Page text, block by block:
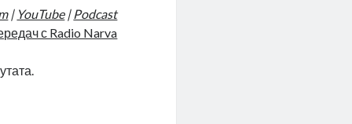
| YouTube| Podcast
с Radio Narva